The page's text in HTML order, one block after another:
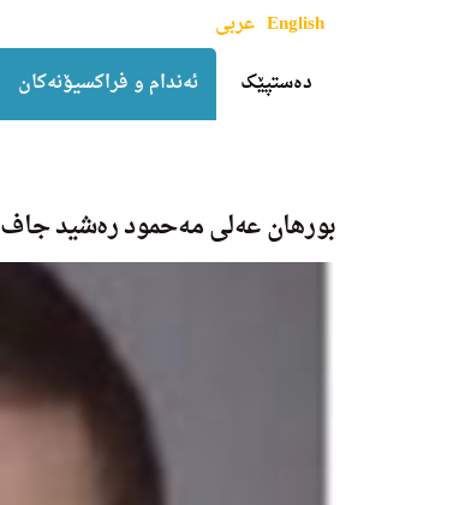
دەستپێک ئەندام و فراکسیۆنەکان
English عربی
بورهان عه‌لى مەحمود ره‌شید جاف